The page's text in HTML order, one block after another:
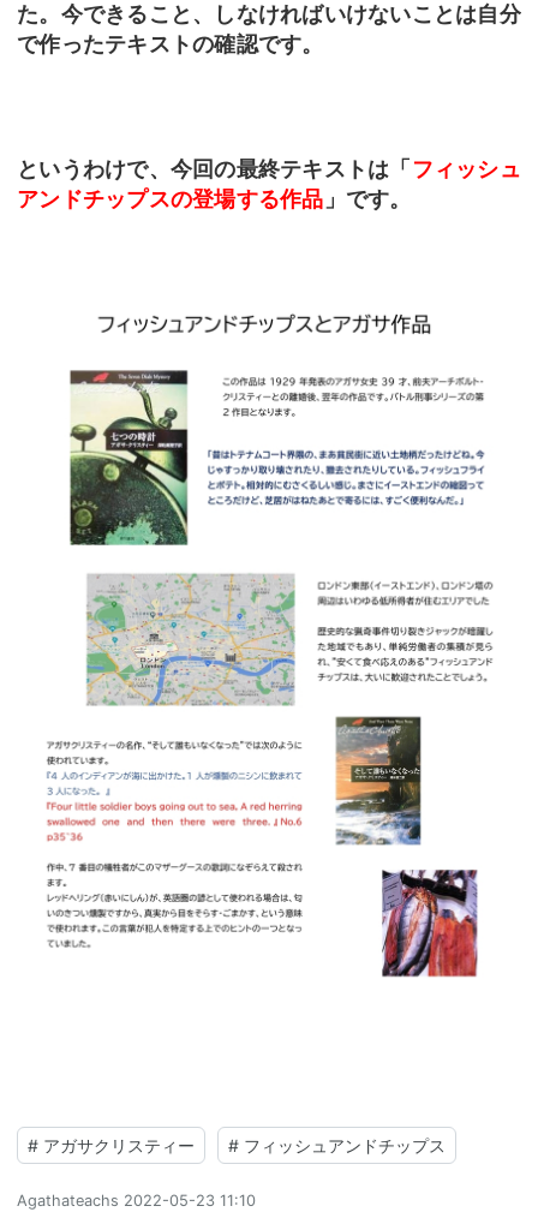
た。今できること、しなければいけないことは自分
で作ったテキストの確認です。
というわけで、今回の最終テキストは「 フィッシュ
アンドチップスの登場する作品 」です。
# アガサクリスティー # フィッシュアンドチップス
Agathateachs 2022-05-23 11:10